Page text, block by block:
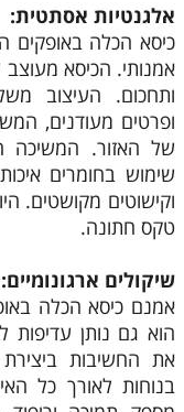
אלגנטיות אסתטית:
כיסא הכלה באופקים
אמנותי. הכיסא מעוצב
ותחכום. העיצוב
ופרטים מעודנים,
של האזור. המשיכה
שימוש בחומרים
וקישוטים מקושטים.
טקס חתונה.
שיקולים ארגונומיים:
אמנם כיסא הכלה
הוא גם נותן עדיפות
את החשיבות
בנוחות לאורך כל